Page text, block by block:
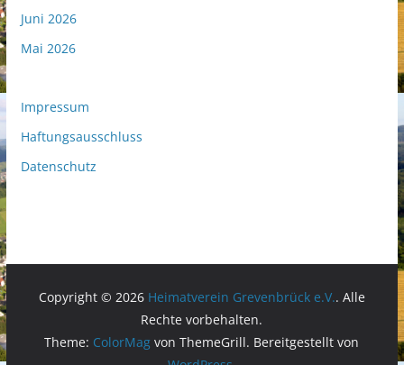
Juni 2026
Mai 2026
Impressum
Haftungsausschluss
Datenschutz
Copyright © 2026 Heimatverein Grevenbrück e.V.. Alle
Rechte vorbehalten.
Theme: ColorMag von ThemeGrill. Bereitgestellt von